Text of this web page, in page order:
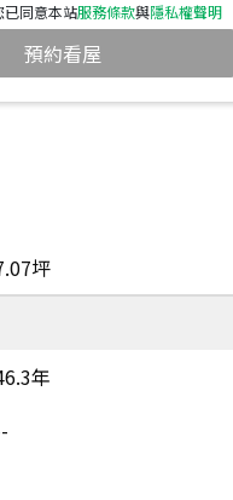
已同意本站服務條款與隱私權聲明
預約看屋
坪
年